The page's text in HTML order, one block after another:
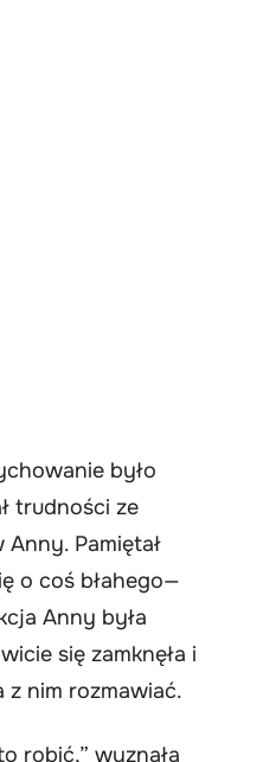
było
trudności ze
Anny. Pamiętał
o coś błahego—
Anny była
się zamknęła i
z nim rozmawiać.
robić,” wyznała